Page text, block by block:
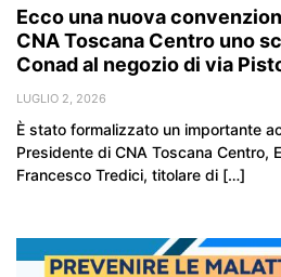
Ecco una nuova
CNA Toscana Centro uno
Conad al negozio di via
LUGLIO 2, 2026
È stato formalizzato un importante
Presidente di CNA Toscana Centro,
Francesco Tredici, titolare di […]